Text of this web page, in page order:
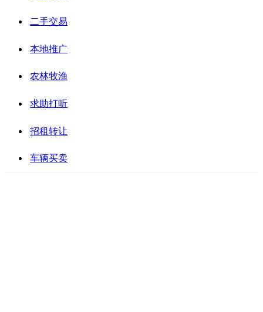
二手交易
本地推广
农林牧渔
求助打听
招租转让
车辆买卖